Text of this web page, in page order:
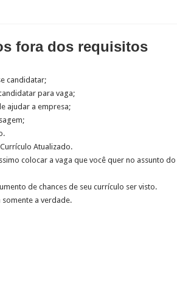
fora dos requisitos
candidatar;
para vaga;
ajudar a empresa;
Atualizado.
colocar a vaga que você quer no assunto do
de chances de seu currículo ser visto.
somente a verdade.